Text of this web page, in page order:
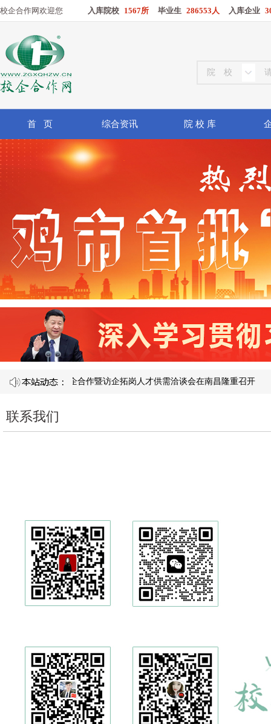
校企合作网欢迎您 入库院校 1567所 毕业生 286553人 入库企业
首 页 综合资讯 院 校 库
产教融合校企合作暨访企拓岗人才供需洽谈会在南昌隆重召开​
联系我们